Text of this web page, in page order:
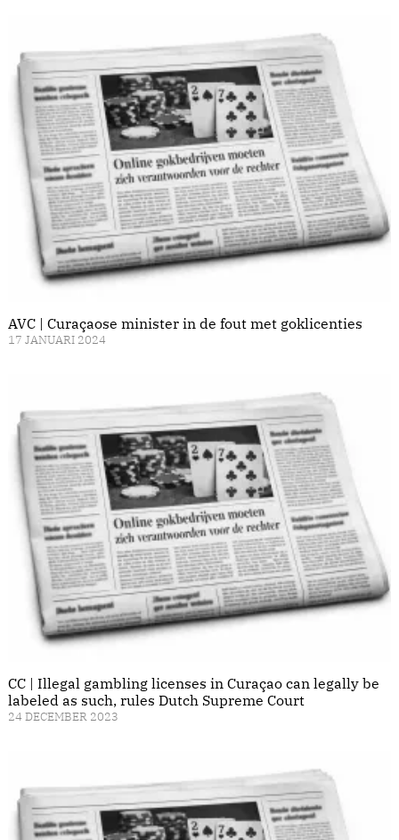
AVC | Curaçaose minister in de fout met goklicenties
17 JANUARI 2024
CC | Illegal gambling licenses in Curaçao can legally be
labeled as such, rules Dutch Supreme Court
24 DECEMBER 2023